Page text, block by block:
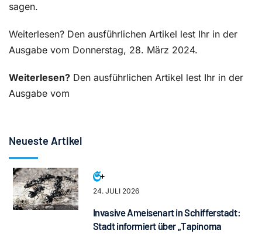
sagen.
Weiterlesen? Den ausführlichen Artikel lest Ihr in der
Ausgabe vom Donnerstag, 28. März 2024.
Weiterlesen? Den ausführlichen Artikel lest Ihr in der
Ausgabe vom
Neueste Artikel
24. JULI 2026
Invasive Ameisenart in Schifferstadt:
Stadt informiert über „Tapinoma